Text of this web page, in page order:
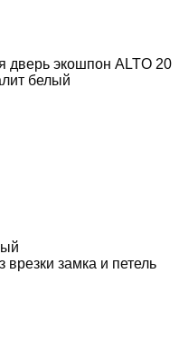
дверь экошпон ALTO 20
белый
врезки замка и петель